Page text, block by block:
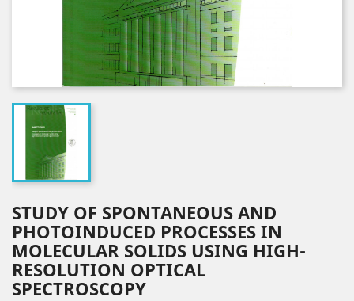
STUDY OF SPONTANEOUS AND
PHOTOINDUCED PROCESSES IN
MOLECULAR SOLIDS USING HIGH-
RESOLUTION OPTICAL
SPECTROSCOPY